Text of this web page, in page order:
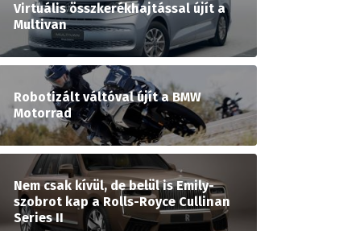
Virtuális összkerékhajtással újít a
Multivan
Robotizált váltóval újít a BMW
Motorrad
Nem csak kívül, de belül is Emily-
szobrot kap a Rolls-Royce Cullinan
Series II